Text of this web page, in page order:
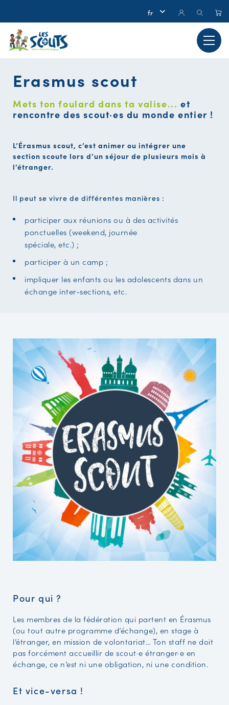
Erasmus scout
Mets ton foulard dans ta valise...et
rencontre des scout·es du monde entier !
L’Érasmus scout, c’est animer ou intégrer une
section scoute lors d’un séjour de plusieurs mois à
l’étranger.
Il peut se vivre de différentes manières :
participer aux réunions ou à des activités
ponctuelles (weekend, journée
spéciale, etc.) ;
participer à un camp ;
impliquer les enfants ou les adolescents dans un
échange inter-sections, etc.
Pour qui ?
Les membres de la fédération qui partent en Érasmus
(ou tout autre programme d’échange), en stage à
l’étranger, en mission de volontariat… Ton staff ne doit
pas forcément accueillir de scout·e étranger·e en
échange, ce n’est ni une obligation, ni une condition.
Et vice-versa !